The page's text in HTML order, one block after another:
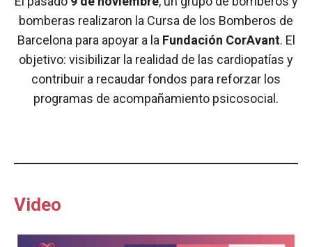
bomberas realizaron la Cursa de los Bomberos de
Barcelona para apoyar a la Fundación CorAvant. El
objetivo: visibilizar la realidad de las cardiopatías y
contribuir a recaudar fondos para reforzar los
programas de acompañamiento psicosocial.
Video